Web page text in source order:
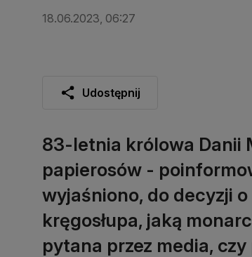
18.06.2023, 06:27
Udostępnij
83-letnia królowa Danii
papierosów -
wyjaśniono, do decyzji
kręgosłupa, jaką
pytana przez media,